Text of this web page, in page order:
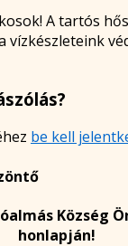
A tartós
vízkészleteink
be kell
Község
honlapján!